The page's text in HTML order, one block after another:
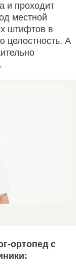
и проходит
местной
штифтов в
целостность. А
­ортопед с